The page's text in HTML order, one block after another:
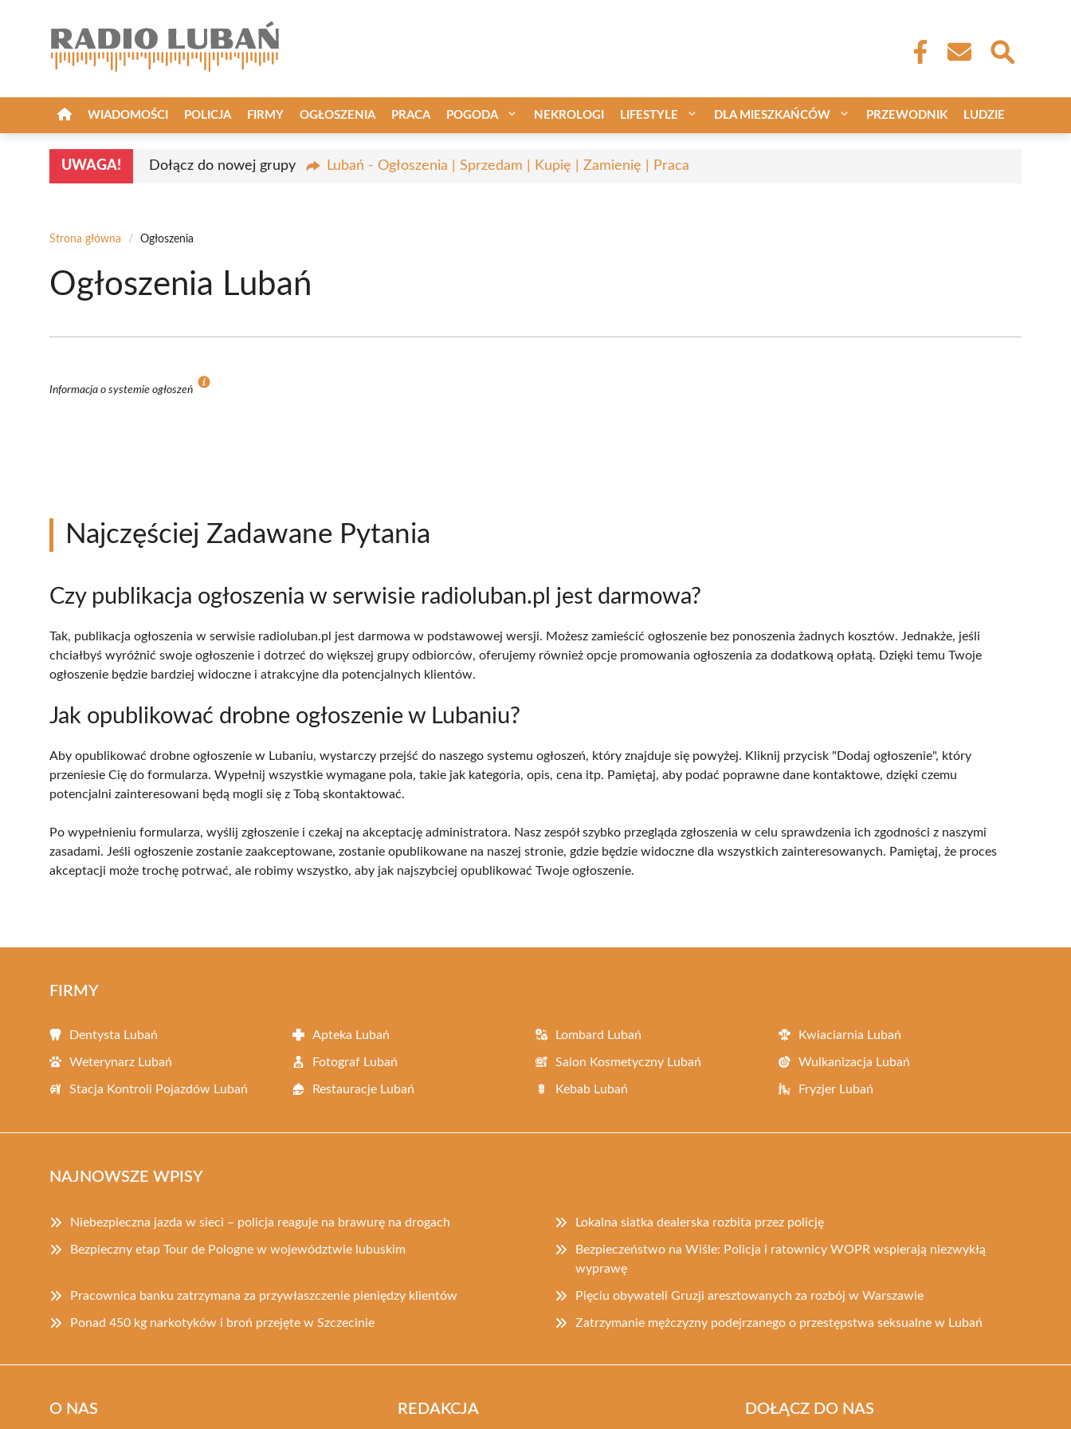
WIADOMOŚCI POLICJA FIRMY OGŁOSZENIA PRACA POGODA NEKROLOGI LIFESTYLE DLA MIESZKAŃCÓW PRZEWODNIK LUDZIE
UWAGA! Dołącz do nowej grupy Lubań - Ogłoszenia | Sprzedam | Kupię | Zamienię | Praca
Strona główna / Ogłoszenia
Ogłoszenia Lubań
Informacja o systemie ogłoszeń
Najczęściej Zadawane Pytania
Czy publikacja ogłoszenia w serwisie radioluban.pl jest darmowa?
Tak, publikacja ogłoszenia w serwisie radioluban.pl jest darmowa w podstawowej wersji. Możesz zamieścić ogłoszenie bez ponoszenia żadnych kosztów. Jednakże, jeśli
chciałbyś wyróżnić swoje ogłoszenie i dotrzeć do większej grupy odbiorców, oferujemy również opcje promowania ogłoszenia za dodatkową opłatą. Dzięki temu Twoje
ogłoszenie będzie bardziej widoczne i atrakcyjne dla potencjalnych klientów.
Jak opublikować drobne ogłoszenie w Lubaniu?
Aby opublikować drobne ogłoszenie w Lubaniu, wystarczy przejść do naszego systemu ogłoszeń, który znajduje się powyżej. Kliknij przycisk "Dodaj ogłoszenie", który
przeniesie Cię do formularza. Wypełnij wszystkie wymagane pola, takie jak kategoria, opis, cena itp. Pamiętaj, aby podać poprawne dane kontaktowe, dzięki czemu
potencjalni zainteresowani będą mogli się z Tobą skontaktować.
Po wypełnieniu formularza, wyślij zgłoszenie i czekaj na akceptację administratora. Nasz zespół szybko przegląda zgłoszenia w celu sprawdzenia ich zgodności z naszymi
zasadami. Jeśli ogłoszenie zostanie zaakceptowane, zostanie opublikowane na naszej stronie, gdzie będzie widoczne dla wszystkich zainteresowanych. Pamiętaj, że proces
akceptacji może trochę potrwać, ale robimy wszystko, aby jak najszybciej opublikować Twoje ogłoszenie.
FIRMY
Dentysta Lubań Apteka Lubań Lombard Lubań Kwiaciarnia Lubań
Weterynarz Lubań Fotograf Lubań Salon Kosmetyczny Lubań Wulkanizacja Lubań
Stacja Kontroli Pojazdów Lubań Restauracje Lubań Kebab Lubań Fryzjer Lubań
NAJNOWSZE WPISY
Niebezpieczna jazda w sieci – policja reaguje na brawurę na drogach Lokalna siatka dealerska rozbita przez policję
Bezpieczny etap Tour de Pologne w województwie lubuskim
Bezpieczeństwo na Wiśle: Policja i ratownicy WOPR wspierają niezwykłą
wyprawę
Pracownica banku zatrzymana za przywłaszczenie pieniędzy klientów Pięciu obywateli Gruzji aresztowanych za rozbój w Warszawie
Ponad 450 kg narkotyków i broń przejęte w Szczecinie Zatrzymanie mężczyzny podejrzanego o przestępstwa seksualne w Lubań
O NAS REDAKCJA DOŁĄCZ DO NAS